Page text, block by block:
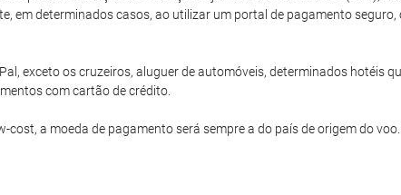
em determinados casos, ao utilizar um portal de pagamento
exceto os cruzeiros, aluguer de automóveis, determinados hotéis
com cartão de crédito.
a moeda de pagamento será sempre a do país de origem do voo.